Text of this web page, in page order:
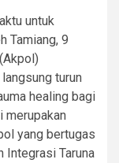
untuk
Tamiang, 9
turun
healing bagi
merupakan
yang bertugas
Integrasi Taruna